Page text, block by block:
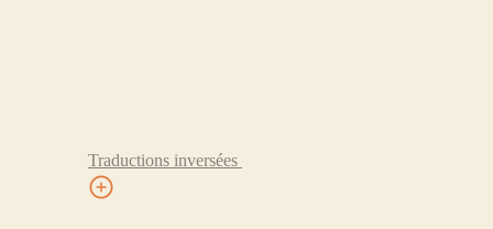
Traductions inversées